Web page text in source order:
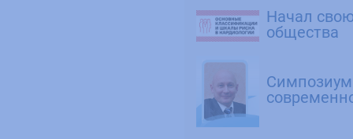
Начал
общества
Симпозиум